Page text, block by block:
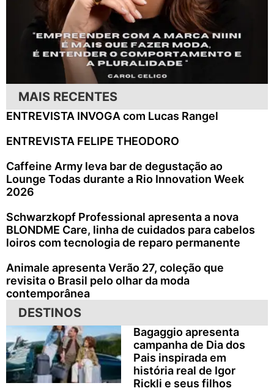
MAIS RECENTES
ENTREVISTA INVOGA com Lucas Rangel
ENTREVISTA FELIPE THEODORO
Caffeine Army leva bar de degustação ao
Lounge Todas durante a Rio Innovation Week
2026
Schwarzkopf Professional apresenta a nova
BLONDME Care, linha de cuidados para cabelos
loiros com tecnologia de reparo permanente
Animale apresenta Verão 27, coleção que
revisita o Brasil pelo olhar da moda
contemporânea
DESTINOS
Bagaggio apresenta
campanha de Dia dos
Pais inspirada em
história real de Igor
Rickli e seus filhos